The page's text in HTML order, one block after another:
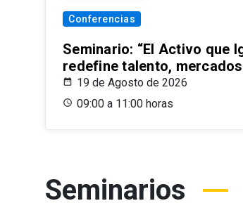
Conferencias
Seminario: “El Activo que
redefine talento,
19 de Agosto de 2026
09:00 a 11:00 horas
Seminarios